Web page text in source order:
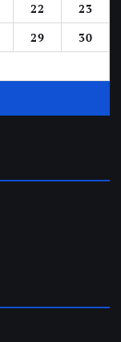
22
23
29
30